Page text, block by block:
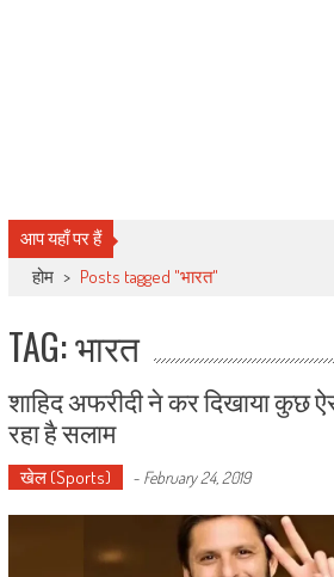
आप यहाँ पर हैं
होम > Posts tagged "भारत"
TAG: भारत
शाहिद अफरीदी ने कर दिखाया कुछ
रहा है सलाम
खेल (Sports) - February 24, 2019